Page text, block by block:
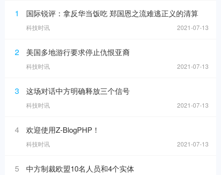
1 国际锐评：拿反华当饭吃 郑国恩之流难逃正义的清算
科技时讯 2021-07-13
2 美国多地游行要求停止仇恨亚裔
科技时讯 2021-07-13
3 这场对话中方明确释放三个信号
科技时讯 2021-07-13
4 欢迎使用Z-BlogPHP！
科技时讯 2021-07-13
5 中方制裁欧盟10名人员和4个实体